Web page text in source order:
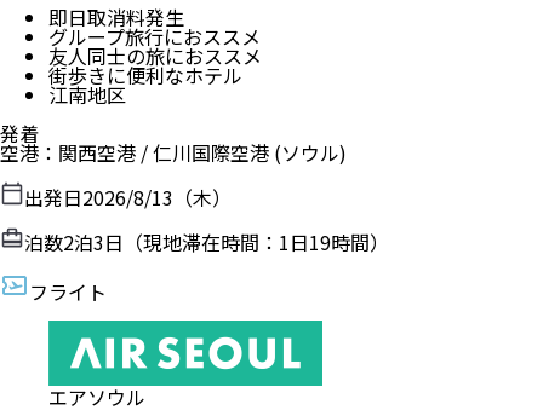
即日取消料発生
グループ旅行におススメ
友人同士の旅におススメ
街歩きに便利なホテル
江南地区
発着
空港 ： 関西空港 /仁川国際空港 (ソウル)
出発日2026/8/13（木）
泊数2泊3日（現地滞在時間： 1日19時間）
フライト
エアソウル